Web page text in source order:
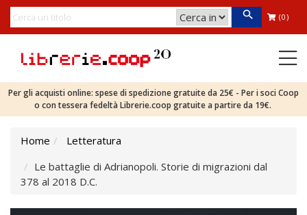
(0)
Per gli acquisti online: spese di spedizione gratuite da 25€ - Per i soci Coop
o con tessera fedeltà Librerie.coop gratuite a partire da 19€.
Home
Letteratura
Le battaglie di Adrianopoli. Storie di migrazioni dal
378 al 2018 D.C.